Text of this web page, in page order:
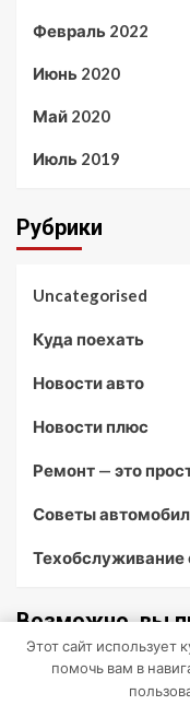
Февраль 2022
Июнь 2020
Май 2020
Июль 2019
Рубрики
Uncategorised
Куда поехать
Новости авто
Новости плюс
Ремонт — это
Советы
Возможно, вы
Этот сайт использует
помочь вам в